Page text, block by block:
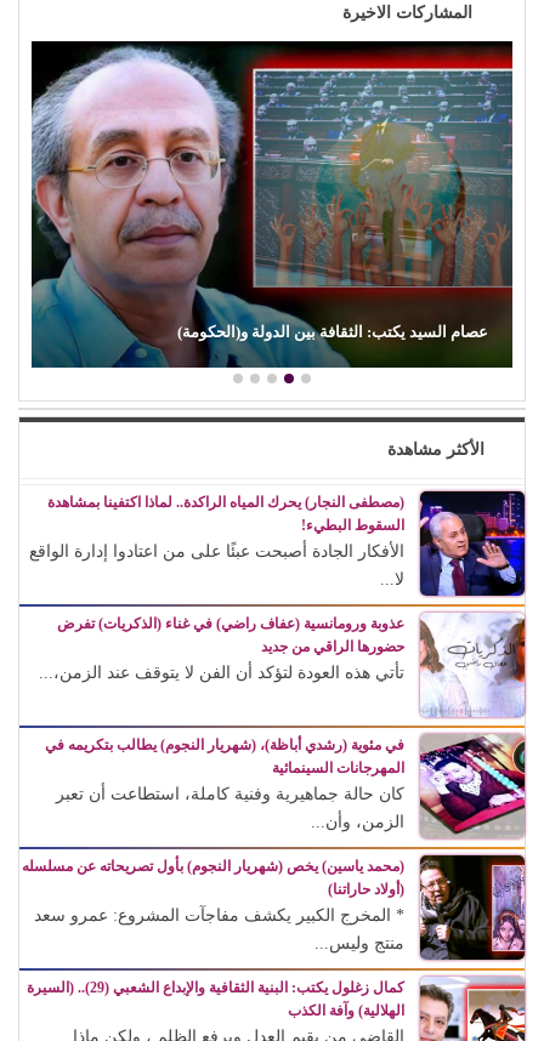
المشاركات الاخيرة
عصام السيد يكتب: الثقافة بين الدولة و(الحكومة)
الأكثر مشاهدة
(مصطفى النجار) يحرك المياه الراكدة.. لماذا اكتفينا بمشاهدة
السقوط البطيء!
الأفكار الجادة أصبحت عبئًا على من اعتادوا إدارة الواقع
لا...
عذوبة ورومانسية (عفاف راضي) في غناء (الذكريات) تفرض
حضورها الراقي من جديد
تأتي هذه العودة لتؤكد أن الفن لا يتوقف عند الزمن،...
في مئوية (رشدي أباظة)، (شهريار النجوم) يطالب بتكريمه في
المهرجانات السينمائية
كان حالة جماهيرية وفنية كاملة، استطاعت أن تعبر
الزمن، وأن...
(محمد ياسين) يخص (شهريار النجوم) بأول تصريحاته عن مسلسله
(أولاد حاراتنا)
* المخرج الكبير يكشف مفاجآت المشروع: عمرو سعد
منتج وليس...
كمال زغلول يكتب: البنية الثقافية والإبداع الشعبي (29).. (السيرة
الهلالية) وآفة الكذب
القاضي من يقيم العدل ويرفع الظلم ، ولكن ماذا